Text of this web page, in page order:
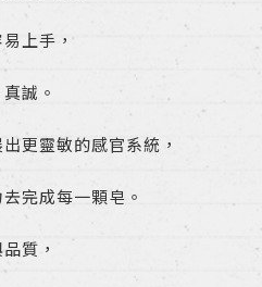
上手，
誠。
更靈敏的感官系統，
完成每一顆皂。
質，